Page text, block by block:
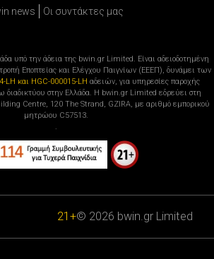
news Oι συντάκτες μας
υπό την άδεια της bwin.gr Limited. Είναι αδειοδοτημένη
Εποπτείας και Ελέγχου Παιγνίων (ΕΕΕΠ), δυνάμει των
LH και HGC-000015-LH αδειών, για υπηρεσίες παροχής
διαδικτύου στην Ελλάδα. Η bwin.gr Limited εδρεύει στη
Centre, 120 The Strand, GZIRA, με αριθμό εμπορικού
μητρώου C57513.
21+© 2026 bwin.gr Limited